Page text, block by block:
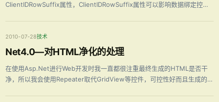
ClientIDRowSuffix属性，ClientIDRowSuffix属性可以影响数据绑定控件
2010-07-28技术
Net4.0—对HTML净化的处理
在使用Asp.Net进行Web开发时我一直都很注重最终生成的HTML是否干
净，所以我会使用Repeater取代GridView等控件，可控性好而且生成的